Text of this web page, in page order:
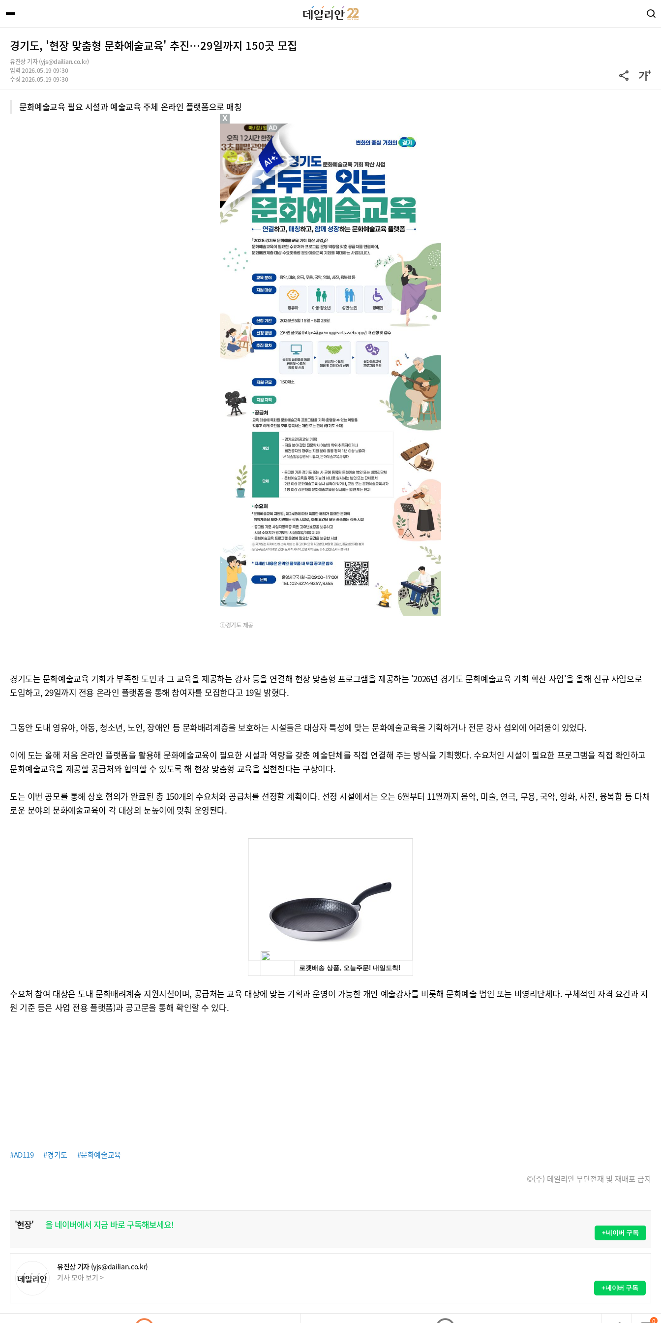
경기도, '현장 맞춤형 문화예술교육' 추진…29일까지 150곳 모집
유진상 기자 (yjs@dailian.co.kr)
입력 2026.05.19 09:30
수정 2026.05.19 09:30
문화예술교육 필요 시설과 예술교육 주체 온라인 플랫폼으로 매칭
ⓒ경기도 제공
경기도는 문화예술교육 기회가 부족한 도민과 그 교육을 제공하는 강사 등을 연결해 현장 맞춤형 프로그램을 제공하는 '2026년 경기도 문화예술교육 기회 확산 사업'을 올해 신규 사업으로
도입하고, 29일까지 전용 온라인 플랫폼을 통해 참여자를 모집한다고 19일 밝혔다.
그동안 도내 영유아, 아동, 청소년, 노인, 장애인 등 문화배려계층을 보호하는 시설들은 대상자 특성에 맞는 문화예술교육을 기획하거나 전문 강사 섭외에 어려움이 있었다.
이에 도는 올해 처음 온라인 플랫폼을 활용해 문화예술교육이 필요한 시설과 역량을 갖춘 예술단체를 직접 연결해 주는 방식을 기획했다. 수요처인 시설이 필요한 프로그램을 직접 확인하고
문화예술교육을 제공할 공급처와 협의할 수 있도록 해 현장 맞춤형 교육을 실현한다는 구상이다.
도는 이번 공모를 통해 상호 협의가 완료된 총 150개의 수요처와 공급처를 선정할 계획이다. 선정 시설에서는 오는 6월부터 11월까지 음악, 미술, 연극, 무용, 국악, 영화, 사진, 융복합 등 다채
로운 분야의 문화예술교육이 각 대상의 눈높이에 맞춰 운영된다.
수요처 참여 대상은 도내 문화배려계층 지원시설이며, 공급처는 교육 대상에 맞는 기획과 운영이 가능한 개인 예술강사를 비롯해 문화예술 법인 또는 비영리단체다. 구체적인 자격 요건과 지
원 기준 등은 사업 전용 플랫폼)과 공고문을 통해 확인할 수 있다.
#AD119 #경기도 #문화예술교육
©(주) 데일리안 무단전재 및 재배포 금지
'현장' 을 네이버에서 지금 바로 구독해보세요!
+네이버 구독
유진상 기자 (yjs@dailian.co.kr)
기사 모아 보기 >
+네이버 구독
0
X